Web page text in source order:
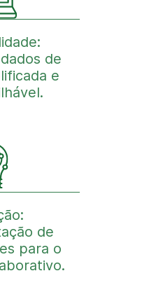
de
e
de
para o